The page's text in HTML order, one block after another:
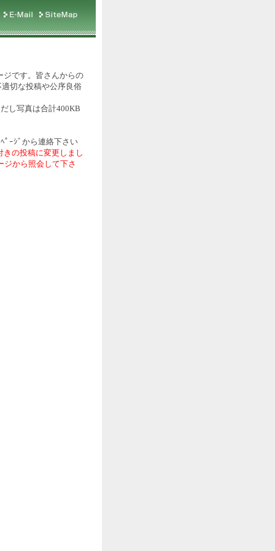
ジです。皆さんからの
切な投稿や公序良俗
し写真は合計400KB
ﾟｰｼﾞから連絡下さい
の投稿に変更しまし
ジから照会して下さ